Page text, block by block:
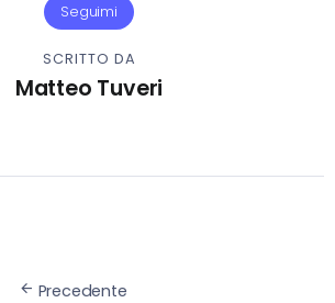
Seguimi
SCRITTO DA
Matteo Tuveri
Precedente